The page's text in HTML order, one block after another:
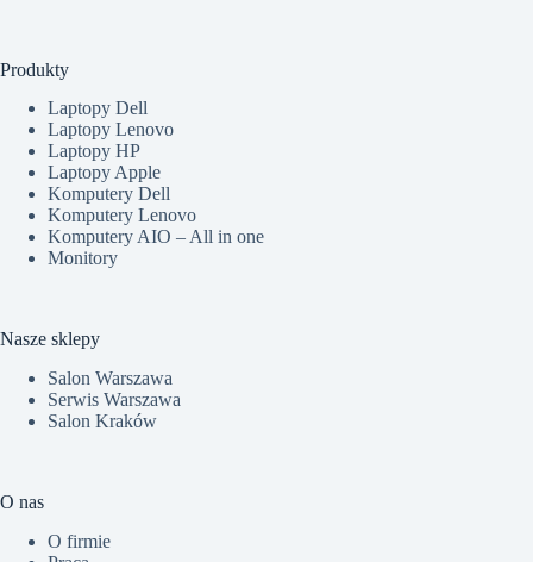
Produkty
Laptopy Dell
Laptopy Lenovo
Laptopy HP
Laptopy Apple
Komputery Dell
Komputery Lenovo
Komputery AIO – All in one
Monitory
Nasze sklepy
Salon Warszawa
Serwis Warszawa
Salon Kraków
O nas
O firmie